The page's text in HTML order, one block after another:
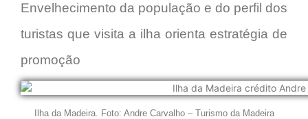
Envelhecimento da população e do perfil dos
turistas que visita a ilha orienta estratégia de
promoção
Ilha da Madeira. Foto: Andre Carvalho – Turismo da Madeira